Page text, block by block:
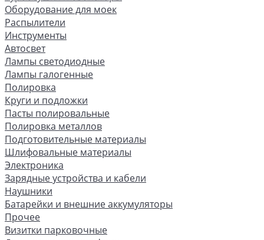
Оборудование для моек
Распылители
Инструменты
Автосвет
Лампы светодиодные
Лампы галогенные
Полировка
Круги и подложки
Пасты полировальные
Полировка металлов
Подготовительные материалы
Шлифовальные материалы
Электроника
Зарядные устройства и кабели
Наушники
Батарейки и внешние аккумуляторы
Прочее
Визитки парковочные